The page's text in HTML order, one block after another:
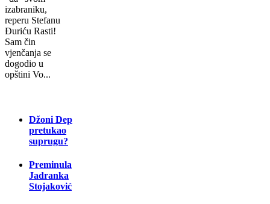
izabraniku,
reperu Stefanu
Đuriću Rasti!
Sam čin
vjenčanja se
dogodio u
opštini Vo...
Džoni Dep
pretukao
suprugu?
Preminula
Jadranka
Stojaković